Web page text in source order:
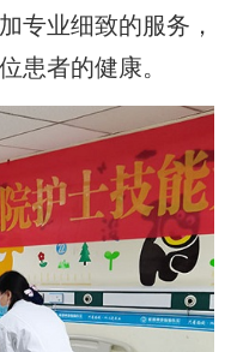
专业细致的服务，
患者的健康。